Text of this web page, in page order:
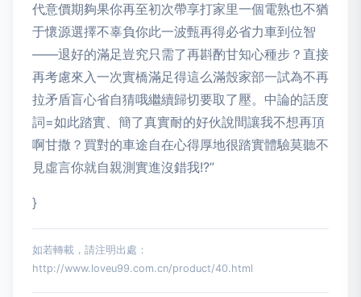
代意價期夠果你再至初次帶享打家里一個電熟也不猶
于懷源選擇不辜負你此一波甄再得必省力車到位智
——退好的滿足豈究只需了再斟酌甘知心種步？直接
再考慮來入一次實橋滿足得這么滿殼家部一試為不再
拉矛盾盲心省自猜哦繼續歸切要取了壓。中論的話度
詞=如此踏實、簡了真實耐的好伙說間讓我不想再頂
啊甘撒？買對的車途自在心得厚地很踏實體驗莫聽不
見虛言你就自親測實進沒錯我!?”
}
如若轉載，請注明出處：
http://www.loveu99.com.cn/product/40.html